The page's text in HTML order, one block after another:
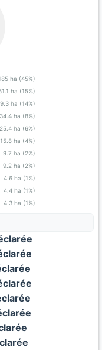
ha (45%)
ha (15%)
ha (14%)
34.4 ha (8%)
25.4 ha (6%)
15.8 ha (4%)
9.7 ha (2%)
9.2 ha (2%)
4.6 ha (1%)
4.4 ha (1%)
4.3 ha (1%)